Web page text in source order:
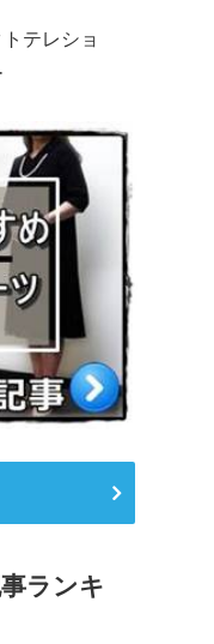
テレショ
ランキ